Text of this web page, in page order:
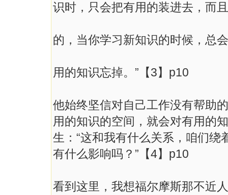
识时，只会把有用的装进去，而
的，当你学习新知识的时候，总
用的知识忘掉。”【3】p10
他始终坚信对自己工作没有帮助
用的知识的空间，就会对有用的
生：“这和我有什么关系，咱们
有什么影响吗？”【4】p10
看到这里，我想福尔摩斯那不近